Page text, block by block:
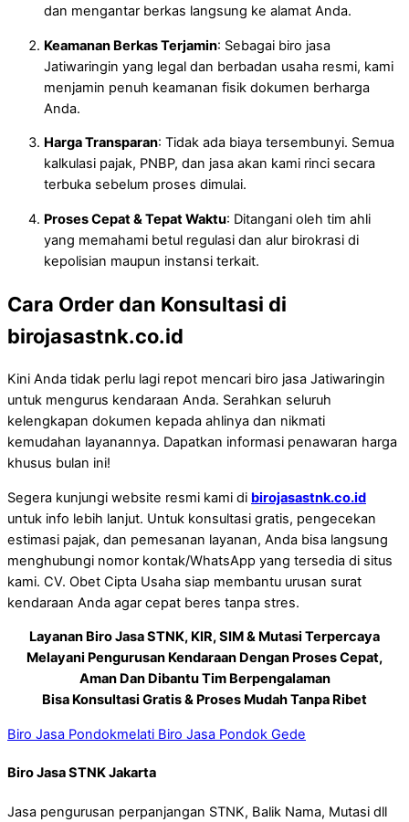
dan mengantar berkas langsung ke alamat Anda.
Keamanan Berkas Terjamin: Sebagai biro jasa
Jatiwaringin yang legal dan berbadan usaha resmi, kami
menjamin penuh keamanan fisik dokumen berharga
Anda.
Harga Transparan: Tidak ada biaya tersembunyi. Semua
kalkulasi pajak, PNBP, dan jasa akan kami rinci secara
terbuka sebelum proses dimulai.
Proses Cepat & Tepat Waktu: Ditangani oleh tim ahli
yang memahami betul regulasi dan alur birokrasi di
kepolisian maupun instansi terkait.
Cara Order dan Konsultasi di
birojasastnk.co.id
Kini Anda tidak perlu lagi repot mencari biro jasa Jatiwaringin
untuk mengurus kendaraan Anda. Serahkan seluruh
kelengkapan dokumen kepada ahlinya dan nikmati
kemudahan layanannya. Dapatkan informasi penawaran harga
khusus bulan ini!
Segera kunjungi website resmi kami di birojasastnk.co.id
untuk info lebih lanjut. Untuk konsultasi gratis, pengecekan
estimasi pajak, dan pemesanan layanan, Anda bisa langsung
menghubungi nomor kontak/WhatsApp yang tersedia di situs
kami. CV. Obet Cipta Usaha siap membantu urusan surat
kendaraan Anda agar cepat beres tanpa stres.
Layanan Biro Jasa STNK, KIR, SIM & Mutasi Terpercaya
Melayani Pengurusan Kendaraan Dengan Proses Cepat,
Aman Dan Dibantu Tim Berpengalaman
Bisa Konsultasi Gratis & Proses Mudah Tanpa Ribet
Biro Jasa Pondokmelati Biro Jasa Pondok Gede
Biro Jasa STNK Jakarta
Jasa pengurusan perpanjangan STNK, Balik Nama, Mutasi dll